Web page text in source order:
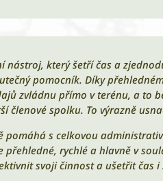
nástroj, který šetří čas a
pomocník. Díky
zvládnu přímo v terénu, a to
členové spolku. To výrazně
pomáhá s celkovou
přehledné, rychlé a hlavně v
svoji činnost a ušetřit čas i